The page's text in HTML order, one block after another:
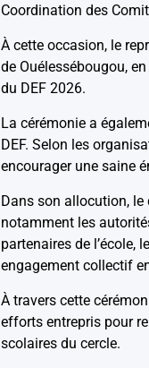
Coordination des
À cette occasion, le
de Ouélessébougou,
du DEF 2026.
La cérémonie a
DEF. Selon les
encourager une saine
Dans son allocution, le
notamment les
partenaires de l’école,
engagement collectif
À travers cette
efforts entrepris pour
scolaires du cercle.